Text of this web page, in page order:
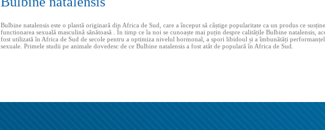
Bulbine natalensis este o plantă originară din Africa de Sud, care a început să câștige popularitate ca un produs ce susține
functionarea sexuală masculină sănătoasă . În timp ce la noi se cunoaște mai puțin despre calitățile Bulbine natalensis,
fost utilizată în Africa de Sud de secole pentru a optimiza nivelul hormonal, a spori libidoul și a îmbunătăți
sexuale. Primele studii pe animale dovedesc de ce Bulbine natalensis a fost atât de populară în Africa de Sud.